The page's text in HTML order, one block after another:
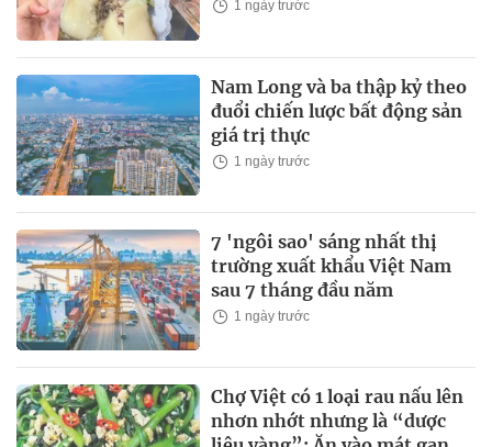
1 ngày trước
Nam Long và ba thập kỷ theo
đuổi chiến lược bất động sản
giá trị thực
1 ngày trước
7 'ngôi sao' sáng nhất thị
trường xuất khẩu Việt Nam
sau 7 tháng đầu năm
1 ngày trước
Chợ Việt có 1 loại rau nấu lên
nhơn nhớt nhưng là “dược